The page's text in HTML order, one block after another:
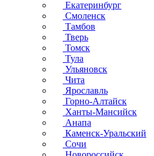
Екатеринбург
Смоленск
Тамбов
Тверь
Томск
Тула
Ульяновск
Чита
Ярославль
Горно-Алтайск
Ханты-Мансийск
Анапа
Каменск-Уральский
Сочи